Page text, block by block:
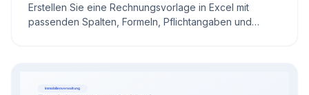
Erstellen Sie eine Rechnungsvorlage in Excel mit
passenden Spalten, Formeln, Pflichtangaben und